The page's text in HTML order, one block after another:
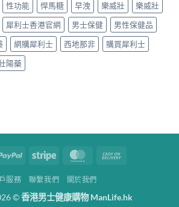
性功能 悍馬糖 早洩 樂威壯
樂威壯
犀利士香港官網 男士保健
男性保健品
網購犀利士 西地那非
購買犀利士
陽藥
PayPal Stripe MasterCard
服務 聯繫我們 關於我們
©香港男士健康購物 ManLife.hk